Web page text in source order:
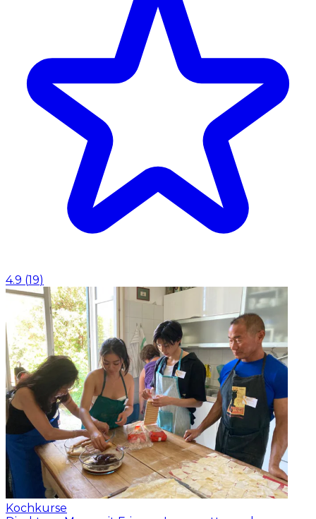
4.9 (19)
Kochkurse